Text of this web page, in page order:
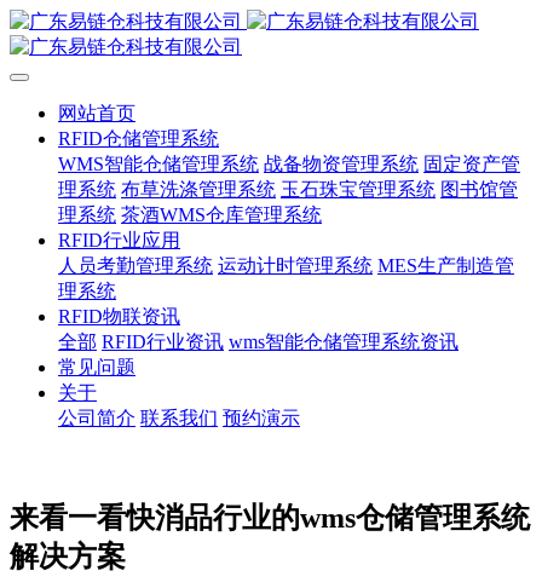
网站首页
RFID仓储管理系统
WMS智能仓储管理系统 战备物资管理系统 固定资产管
理系统 布草洗涤管理系统 玉石珠宝管理系统 图书馆管
理系统 茶酒WMS仓库管理系统
RFID行业应用
人员考勤管理系统 运动计时管理系统 MES生产制造管
理系统
RFID物联资讯
全部 RFID行业资讯 wms智能仓储管理系统资讯
常见问题
关于
公司简介 联系我们 预约演示
来看一看快消品行业的wms仓储管理系统
解决方案